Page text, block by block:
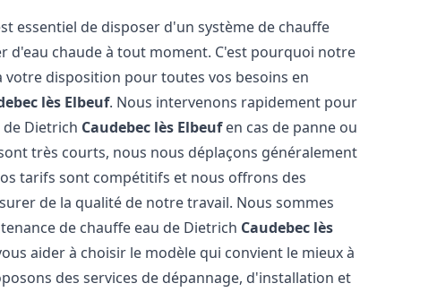
essentiel de disposer d'un système de chauffe
chaude à tout moment. C'est pourquoi notre
disposition pour toutes vos besoins en
lès Elbeuf. Nous intervenons rapidement pour
Dietrich Caudebec lès Elbeufen cas de panne ou
très courts, nous nous déplaçons généralement
tarifs sont compétitifs et nous offrons des
de la qualité de notre travail. Nous sommes
de chauffe eau de Dietrich Caudebec lès
aider à choisir le modèle qui convient le mieux à
des services de dépannage, d'installation et